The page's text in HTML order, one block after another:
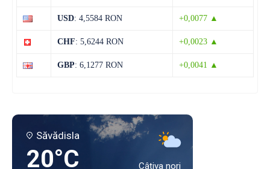
USD: 4,5584 RON +0,0077 ▲
CHF: 5,6244 RON +0,0023 ▲
GBP: 6,1277 RON +0,0041 ▲
Săvădisla
20°C Câțiva nori